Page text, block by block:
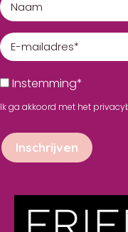
Instemming*
Ik ga akkoord met het
Inschrijven